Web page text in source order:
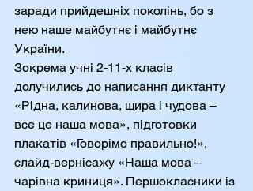
заради прийдешніх поколінь, бо з
нею наше майбутнє і майбутнє
України.
Зокрема учні 2-11-х класів
долучились до написання диктанту
«Рідна, калинова, щира і чудова –
все це наша мова», підготовки
плакатів «Говорімо правильно!»,
слайд-вернісажу «Наша мова –
чарівна криниця». Першокласники із